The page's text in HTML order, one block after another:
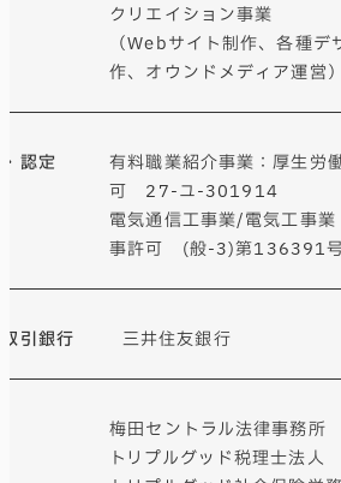
クリエイション事業
（Webサイト制作、各種デ
作、オウンドメディア運営）
認定
有料職業紹介事業：厚生労
可 27-ユ-301914
電気通信工事業/電気工事業
事許可 (般-3)第136391
引銀行 三井住友銀行
梅田セントラル法律事務所
トリプルグッド税理士法人